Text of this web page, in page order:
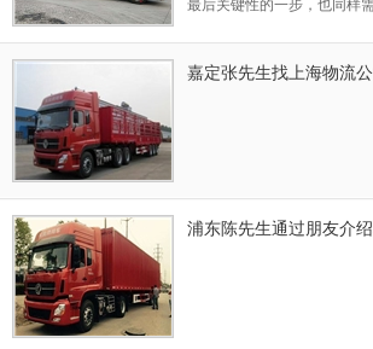
最后关键性的一步，也同样
嘉定张先生找上海物流
浦东陈先生通过朋友介